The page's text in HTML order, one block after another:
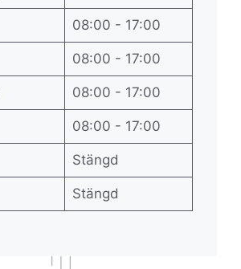
08:00 - 17:00
08:00 - 17:00
08:00 - 17:00
08:00 - 17:00
Stängd
Stängd